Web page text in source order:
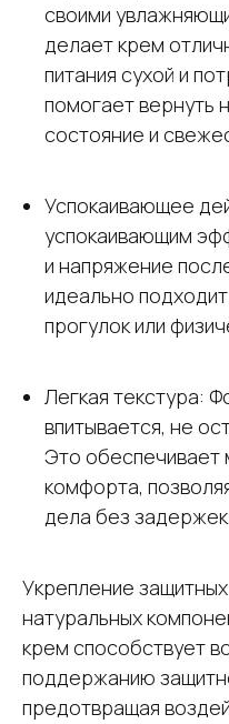
своими
делает крем
питания сухой и
помогает вернуть
состояние и
Успокаивающее
успокаивающим
и напряжение
идеально
прогулок или
Легкая текстура:
впитывается, не
Это
комфорта,
дела без
Укрепление
натуральных
крем способствует
поддержанию
предотвращая